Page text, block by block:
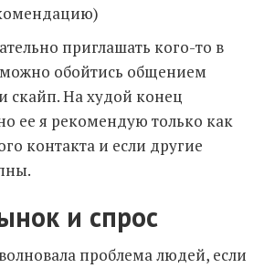
приглашать кого-то в
обойтись общением
скайп. На худой конец
ее я рекомендую только как
контакта и если другие
и спрос
проблема людей, если